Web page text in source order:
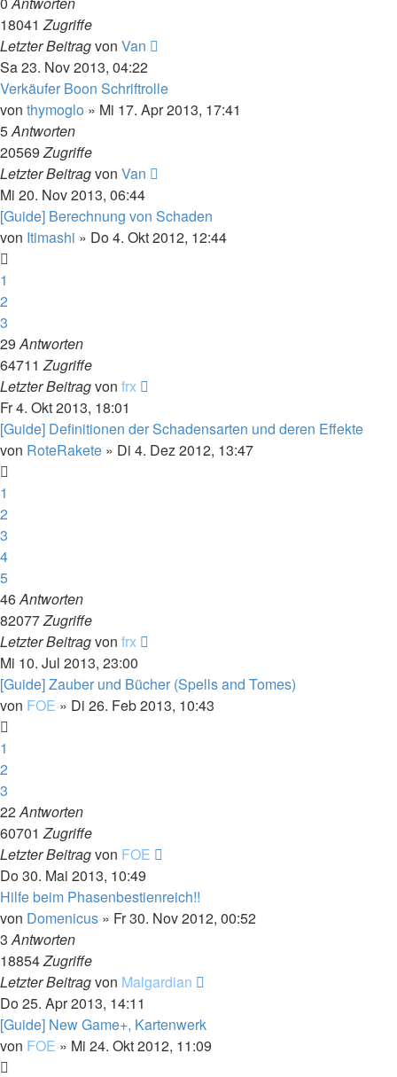
18041Zugriffe
Letzter Beitragvon Van
Sa 23. Nov 2013, 04:22
Verkäufer Boon Schriftrolle
von thymoglo » Mi 17. Apr 2013, 17:41
5Antworten
20569Zugriffe
Letzter Beitragvon Van
Mi 20. Nov 2013, 06:44
[Guide] Berechnung von Schaden
von Itimashi » Do 4. Okt 2012, 12:44
1
2
3
29Antworten
64711Zugriffe
Letzter Beitragvon frx
Fr 4. Okt 2013, 18:01
[Guide] Definitionen der Schadensarten und deren Effekte
von RoteRakete » Di 4. Dez 2012, 13:47
1
2
3
4
5
46Antworten
82077Zugriffe
Letzter Beitragvon frx
Mi 10. Jul 2013, 23:00
[Guide] Zauber und Bücher (Spells and Tomes)
von FOE » Di 26. Feb 2013, 10:43
1
2
3
22Antworten
60701Zugriffe
Letzter Beitragvon FOE
Do 30. Mai 2013, 10:49
Hilfe beim Phasenbestienreich!!
von Domenicus » Fr 30. Nov 2012, 00:52
3Antworten
18854Zugriffe
Letzter Beitragvon Malgardian
Do 25. Apr 2013, 14:11
[Guide] New Game+, Kartenwerk
von FOE » Mi 24. Okt 2012, 11:09